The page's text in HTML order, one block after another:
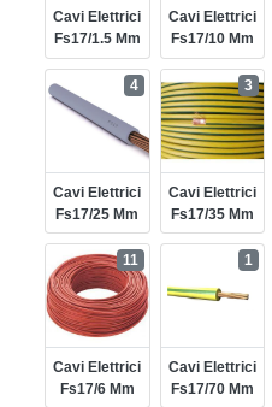
Cavi Elettrici
Fs17/1.5 Mm
Cavi Elettrici
Fs17/10 Mm
Cavi Elettrici
Fs17/25 Mm
4
Cavi Elettrici
Fs17/35 Mm
3
Cavi Elettrici
Fs17/6 Mm
11
Cavi Elettrici
Fs17/70 Mm
1